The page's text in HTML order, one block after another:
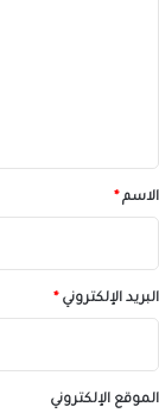
*الاسم*
البريد الإلكتروني*
الموقع الإلكتروني